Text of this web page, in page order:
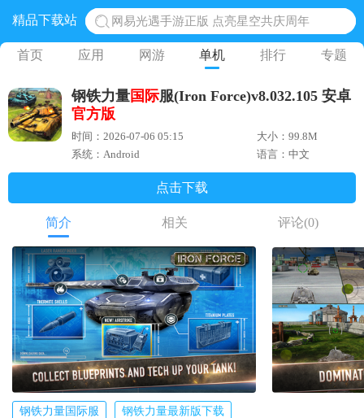
精品下载站
网易光遇手游正版 点亮星空共庆周年
黎明觉醒生机腾讯正版 黎明觉醒生机国际服
蛋仔派对下载 蛋仔派对体验服
奥特曼王者传奇 正版奥特曼游戏
首页 应用 网游 单机 排行 专题
钢铁力量国际服(Iron Force)v8.032.105 安卓
官方版
时间：2026-07-06 05:15
大小：99.8M
系统：Android
语言：中文
点击下载
简介 相关 评论(0)
钢铁力量国际服 钢铁力量最新版下载